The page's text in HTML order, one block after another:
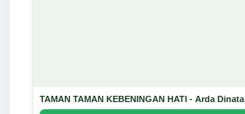
TAMAN TAMAN KEBENINGAN HATI - Arda Dinata